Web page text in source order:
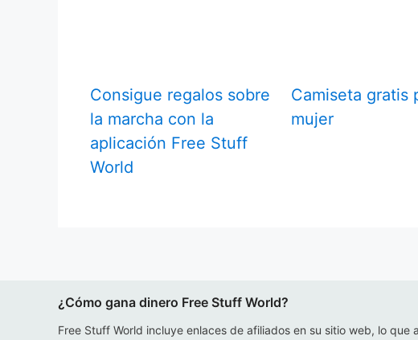
Consigue regalos sobre
la marcha con la
aplicación Free Stuff
World
Camiseta gratis
mujer
¿Cómo gana dinero Free Stuff World?
Free Stuff World incluye enlaces de afiliados en su sitio web, lo